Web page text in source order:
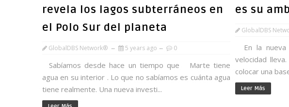
revela los lagos subterráneos en
el Polo Sur del planeta
GlobalDBS Network® 5 years ago 0
Sabíamos desde hace un tiempo que Marte tiene
agua en su interior . Lo que no sabíamos es cuánta agua
tiene realmente. Una nueva investi...
es su
GlobalDBS
En la nueva
velocidad
colocar una
Leer Más